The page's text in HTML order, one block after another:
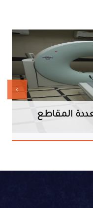
المقاطع